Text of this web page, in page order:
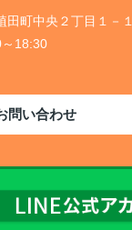
田町中央２丁目１－１
18:30
問い合わせ